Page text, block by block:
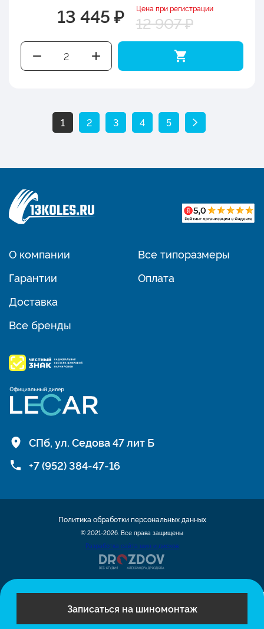
Записаться на шиномонтаж
13 445 ₽ Цена при регистрации
12 907 ₽
1 2 3 4 5
О компании
Гарантии
Доставка
Все бренды
Все типоразмеры
Оплата
СПб, ул. Седова 47 лит Б
+7 (952) 384-47-16
© 2021-2026. Все права защищены
Разработка сайта шин и дисков
Политика обработки персональных данных